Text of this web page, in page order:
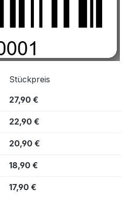
Stückpreis
27,90 €
22,90 €
20,90 €
18,90 €
17,90 €